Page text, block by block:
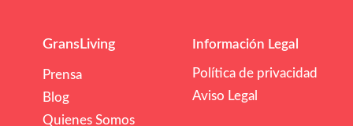
GransLiving
Prensa
Blog
Quienes Somos
Información Legal
Política de privacidad
Aviso Legal